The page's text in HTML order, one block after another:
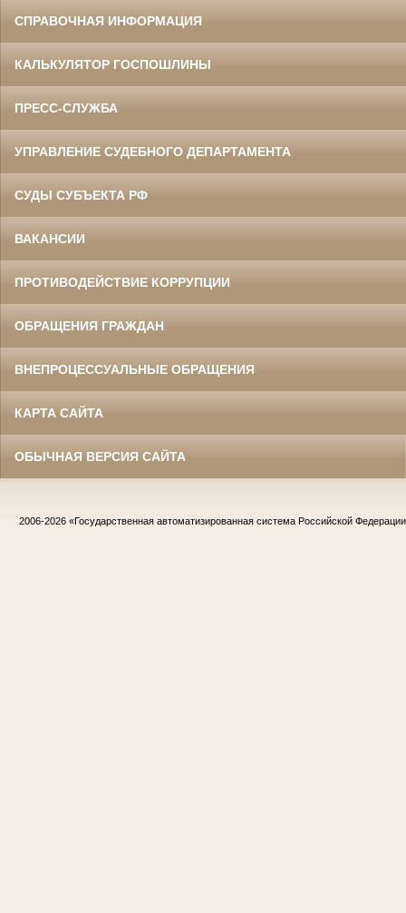
СПРАВОЧНАЯ ИНФОРМАЦИЯ
КАЛЬКУЛЯТОР ГОСПОШЛИНЫ
ПРЕСС-СЛУЖБА
УПРАВЛЕНИЕ СУДЕБНОГО ДЕПАРТАМЕНТА
СУДЫ СУБЪЕКТА РФ
ВАКАНСИИ
ПРОТИВОДЕЙСТВИЕ КОРРУПЦИИ
ОБРАЩЕНИЯ ГРАЖДАН
ВНЕПРОЦЕССУАЛЬНЫЕ ОБРАЩЕНИЯ
КАРТА САЙТА
ОБЫЧНАЯ ВЕРСИЯ САЙТА
2006-2026 «Государственная автоматизированная система Российской